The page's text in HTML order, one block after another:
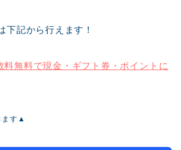
下記から行えます！
料無料で現金・ギフト券・ポイントに
ます▲